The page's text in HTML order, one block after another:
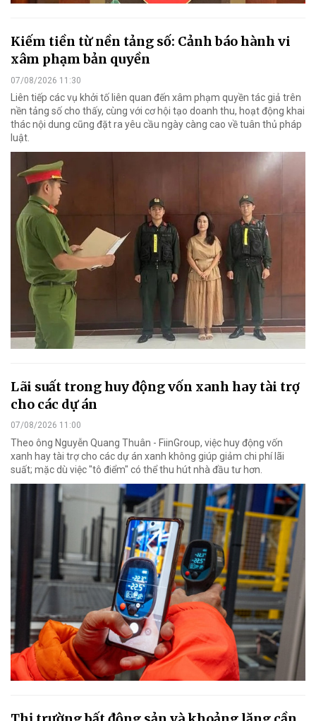
Kiếm tiền từ nền tảng số: Cảnh báo hành vi
xâm phạm bản quyền
07/08/2026 11:30
Liên tiếp các vụ khởi tố liên quan đến xâm phạm quyền tác giả trên
nền tảng số cho thấy, cùng với cơ hội tạo doanh thu, hoạt động khai
thác nội dung cũng đặt ra yêu cầu ngày càng cao về tuân thủ pháp
luật.
Lãi suất trong huy động vốn xanh hay tài trợ
cho các dự án
07/08/2026 11:00
Theo ông Nguyễn Quang Thuân - FiinGroup, việc huy động vốn
xanh hay tài trợ cho các dự án xanh không giúp giảm chi phí lãi
suất; mặc dù việc "tô điểm" có thể thu hút nhà đầu tư hơn.